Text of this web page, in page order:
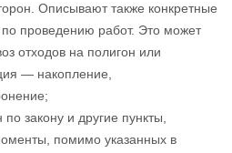
Описывают также конкретные
проведению работ. Это может
отходов на полигон или
— накопление,
по закону и другие пункты,
помимо указанных в